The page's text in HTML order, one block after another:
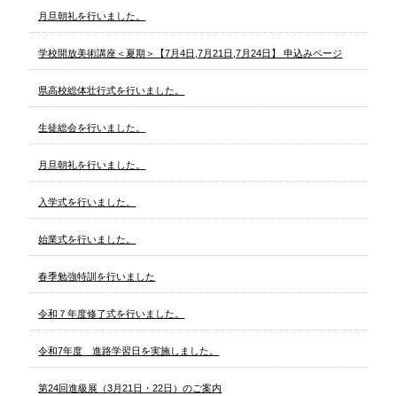
月旦朝礼を行いました。
学校開放美術講座＜夏期＞【7月4日,7月21日,7月24日】 申込みページ
県高校総体壮行式を行いました。
生徒総会を行いました。
月旦朝礼を行いました。
入学式を行いました。
始業式を行いました。
春季勉強特訓を行いました
令和７年度修了式を行いました。
令和7年度 進路学習日を実施しました。
第24回進級展（3月21日・22日）のご案内